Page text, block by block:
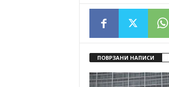
ПОВРЗАНИ НАПИСИ